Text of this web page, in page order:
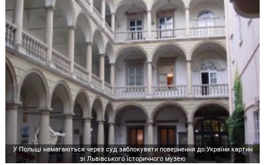
У Польщі намагаються через суд заблокувати повернення до України картин
зі Львівського історичного музею